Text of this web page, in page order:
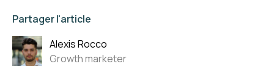
Partager l'article
Alexis Rocco
Growth marketer